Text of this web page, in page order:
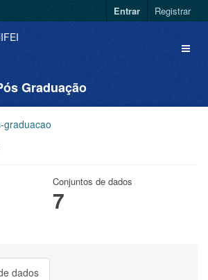
Entrar Registrar
Graduação
Conjuntos de dados
7
dados